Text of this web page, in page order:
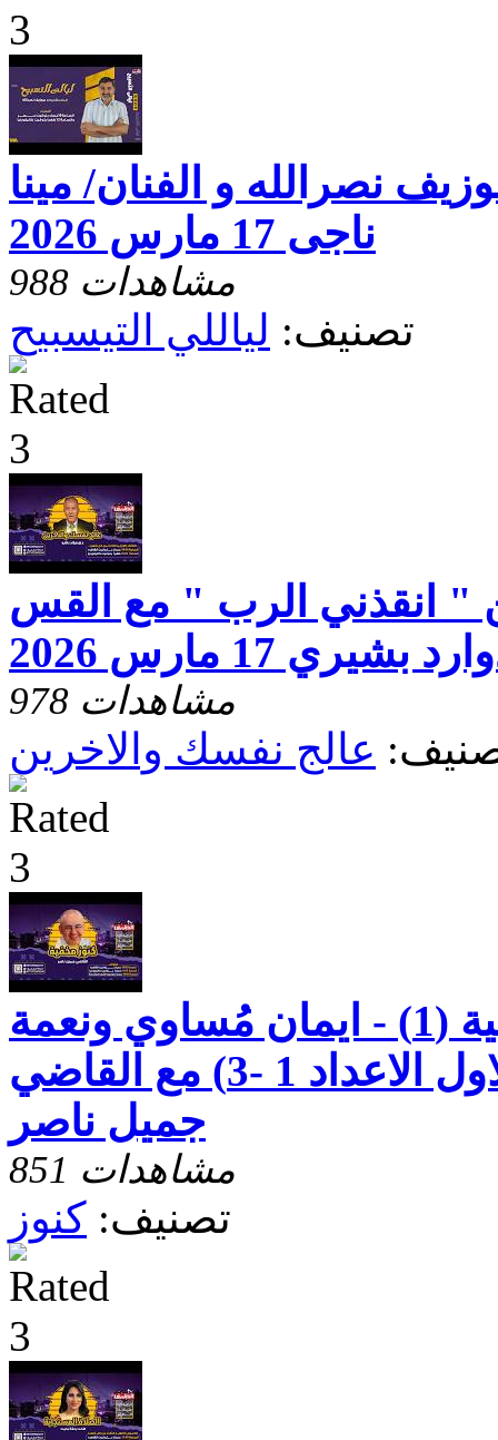
نصرالله و الفنان/ مينا
ناجى 17 مارس 2026
988 مشاهدات
تصنيف: لياللي التيسبيح
" انقذني الرب " مع القس
17 مارس 2026
978 مشاهدات
عالج نفسك والاخرين
رسالة بطرس الثانية (1) - ايمان مُساوي ونعمة
الهيّة - الاصحاح الاول الاعداد 1 -3) مع القاضي
جميل ناصر
851 مشاهدات
تصنيف: كنوز